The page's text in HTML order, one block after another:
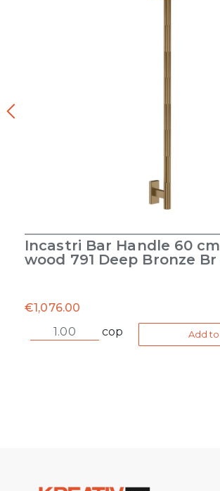
Incastri Bar Handle 60
wood 791 Deep Bronze Br
€1,076.00
cop
Add